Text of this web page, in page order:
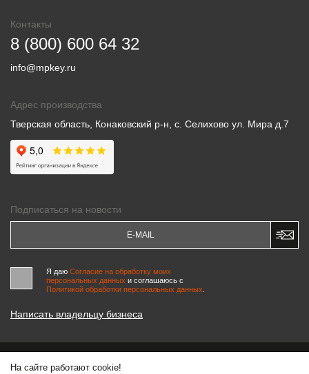
Контакты
8 (800) 600 64 32
info@mpkey.ru
Адрес производства
Тверская область, Конаковский р-н, с. Селихово ул. Мира д.7
Подписаться на новости
Я даю Согласие на обработку моих
персональных данных и соглашаюсь c
Политикой обработки персональных данных
Написать владельцу бизнеса
© 2000-2026 «МАСТЕРСКИЕ ПИНЧУКА»
На сайте работают cookie!